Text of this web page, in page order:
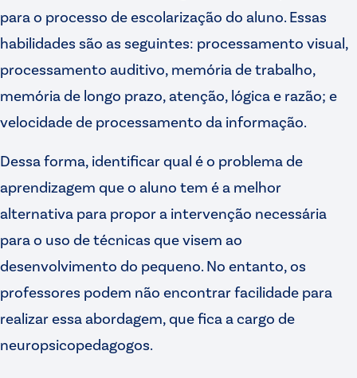
para o processo de escolarização do aluno. Essas
habilidades são as seguintes: processamento visual,
processamento auditivo, memória de trabalho,
memória de longo prazo, atenção, lógica e razão; e
velocidade de processamento da informação.
Dessa forma, identificar qual é o problema de
aprendizagem que o aluno tem é a melhor
alternativa para propor a intervenção necessária
para o uso de técnicas que visem ao
desenvolvimento do pequeno. No entanto, os
professores podem não encontrar facilidade para
realizar essa abordagem, que fica a cargo de
neuropsicopedagogos.